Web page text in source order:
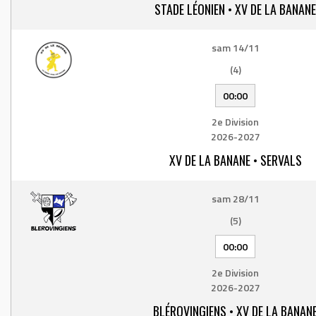
STADE LÉONIEN • XV DE LA BANANE
sam 14/11
(4)
00:00
2e Division
2026-2027
XV DE LA BANANE • SERVALS
sam 28/11
(5)
00:00
2e Division
2026-2027
BLÉROVINGIENS • XV DE LA